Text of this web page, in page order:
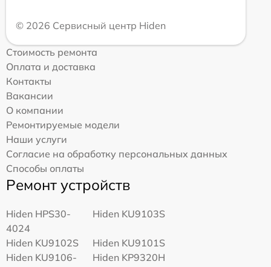
© 2026 Сервисный центр Hiden
Стоимость ремонта
Оплата и доставка
Контакты
Вакансии
О компании
Ремонтируемые модели
Наши услуги
Согласие на обработку персональных данных
Способы оплаты
Ремонт устройств
Hiden HPS30-
4024
Hiden KU9103S
Hiden KU9102S
Hiden KU9101S
Hiden KU9106-
Hiden KP9320H